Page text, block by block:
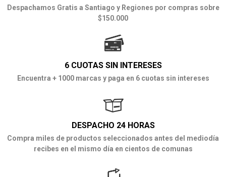
Despachamos Gratis a Santiago y Regiones por compras sobre
$150.000
6 CUOTAS SIN INTERESES
Encuentra + 1000 marcas y paga en 6 cuotas sin intereses
DESPACHO 24 HORAS
Compra miles de productos seleccionados antes del mediodía
recibes en el mismo día en cientos de comunas